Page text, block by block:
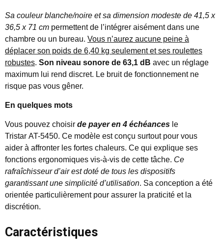
Sa couleur blanche/noire et sa dimension modeste de 41,5 x
36,5 x 71 cm permettent de l’intégrer aisément dans une
chambre ou un bureau. Vous n’aurez aucune peine à
déplacer son poids de 6,40 kg seulement et ses roulettes
robustes. Son niveau sonore de 63,1 dB avec un réglage
maximum lui rend discret. Le bruit de fonctionnement ne
risque pas vous gêner.
En quelques mots
Vous pouvez choisir de payer en 4 échéances le
Tristar AT-5450. Ce modèle est conçu surtout pour vous
aider à affronter les fortes chaleurs. Ce qui explique ses
fonctions ergonomiques vis-à-vis de cette tâche. Ce
rafraîchisseur d’air est doté de tous les dispositifs
garantissant une simplicité d’utilisation. Sa conception a été
orientée particulièrement pour assurer la praticité et la
discrétion.
Caractéristiques